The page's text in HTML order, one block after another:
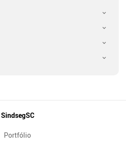
SindsegSC
Portfólio